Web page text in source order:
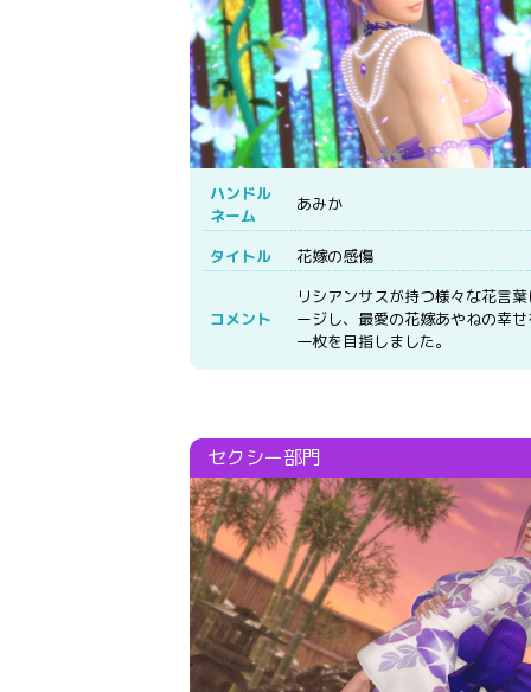
ハンドル
ネーム
あみか
タイトル 花嫁の感傷
コメント
リシアンサスが持つ様々な花言
ージし、最愛の花嫁あやねの幸
一枚を目指しました。